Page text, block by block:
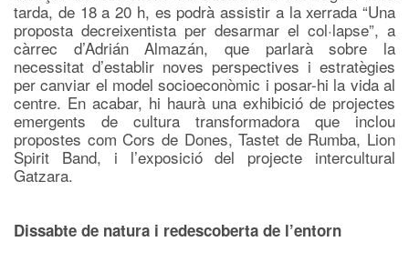
tarda, de 18 a 20 h, es podrà assistir a la xerrada “Una
proposta decreixentista per desarmar el col·lapse”, a
càrrec d’Adrián Almazán, que parlarà sobre la
necessitat d’establir noves perspectives i estratègies
per canviar el model socioeconòmic i posar-hi la vida al
centre. En acabar, hi haurà una exhibició de projectes
emergents de cultura transformadora que inclou
propostes com Cors de Dones, Tastet de Rumba, Lion
Spirit Band, i l’exposició del projecte intercultural
Gatzara.
Dissabte de natura i redescoberta de l’entorn